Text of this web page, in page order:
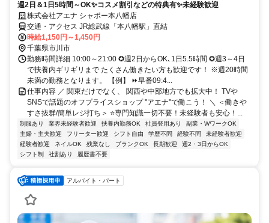
週2日＆1日5時間～OK✨コスメ割引などの特典有✨未経験歓迎
株式会社アエナ シャポー本八幡店
交通・アクセス JR総武線「本八幡駅」直結
時給1,150円～1,450円
千葉県市川市
勤務時間詳細 10:00～21:00 ✪週2日からOK､1日5.5時間 ✪週3～4日
で扶養内ギリギリまで たくさん働きたい方も歓迎です！ ※週20時間
未満の勤務となります。 【例】 ⏩早番09:4...
仕事内容 ／ 関東だけでなく、 関西や中部地方でも拡大中！ TVや
SNSで話題のオフプライスショップ "アエナ"で働こう！ ＼ ＜働きや
すさ抜群/簡単レジ打ち＞ ⭐専門知識一切不要！未経験者も安心！...
制服あり 業界未経験者歓迎 扶養内勤務OK 社員登用あり
副業・WワークOK
主婦・主夫歓迎
フリーター歓迎 シフト自由 学歴不問 経験不問
未経験者歓迎
経験者歓迎
ネイルOK 残業なし ブランクOK 長期歓迎
週2・3日からOK
シフト制
社割あり 履歴書不要
アルバイト・パート